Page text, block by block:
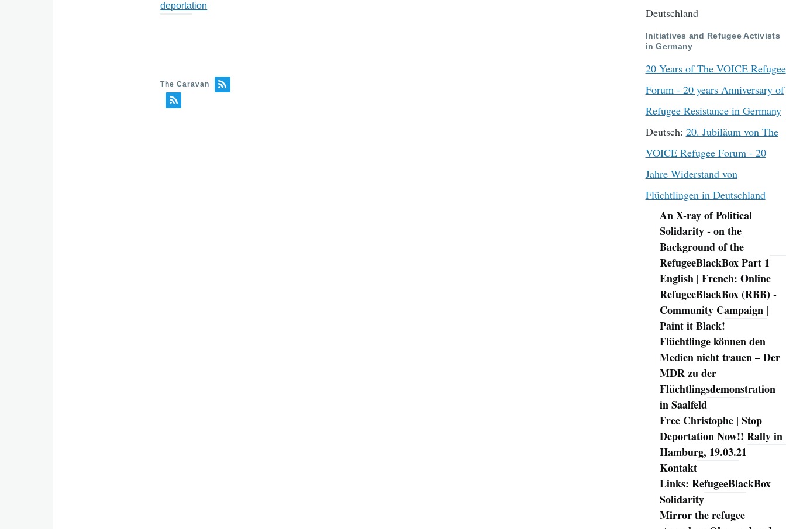
deportation
The Caravan
Deutschland
Initiatives and Refugee Activists
in Germany
20 Years of The VOICE Refugee
Forum - 20 years Anniversary of
Refugee Resistance in Germany
Deutsch: 20. Jubiläum von The
VOICE Refugee Forum - 20
Jahre Widerstand von
Flüchtlingen in Deutschland
Navigation
An X-ray of Political
Solidarity - on the
Background of the
RefugeeBlackBox Part 1
English | French: Online
RefugeeBlackBox (RBB) -
Community Campaign |
Paint it Black!
Flüchtlinge können den
Medien nicht trauen – Der
MDR zu der
Flüchtlingsdemonstration
in Saalfeld
Free Christophe | Stop
Deportation Now!! Rally in
Hamburg, 19.03.21
Kontakt
Links: RefugeeBlackBox
Solidarity
Mirror the refugee